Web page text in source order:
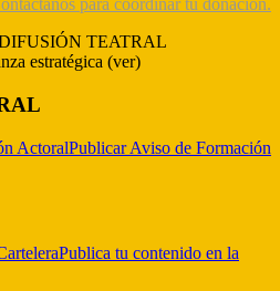
para coordinar tu donación.
TEATRAL
estratégica (ver)
Publicar Aviso de Formación
Publica tu contenido en la